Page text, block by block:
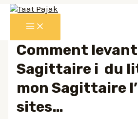
Lewati
kontenMAIN
MENU
Comment
Sagittaire i du
mon Sagittaire
sites…